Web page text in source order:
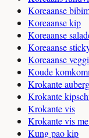
Koreaanse
Koreaanse kip
Koreaanse
Koreaanse
Koreaanse
Koude
Krokante
Krokante
Krokante vis
Krokante vis
Kung pao kip